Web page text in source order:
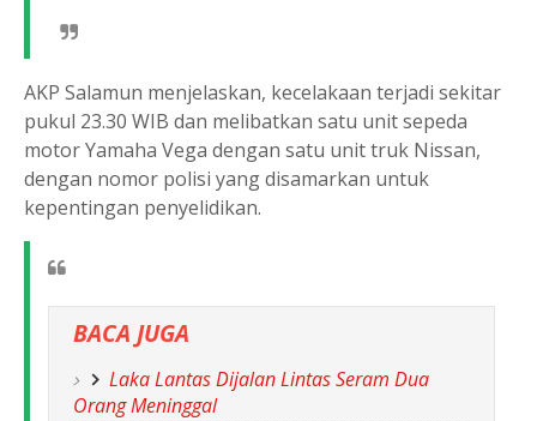
AKP Salamun menjelaskan, kecelakaan terjadi sekitar
pukul 23.30 WIB dan melibatkan satu unit sepeda
motor Yamaha Vega dengan satu unit truk Nissan,
dengan nomor polisi yang disamarkan untuk
kepentingan penyelidikan.
BACA JUGA
Laka Lantas Dijalan Lintas Seram Dua
Orang Meninggal